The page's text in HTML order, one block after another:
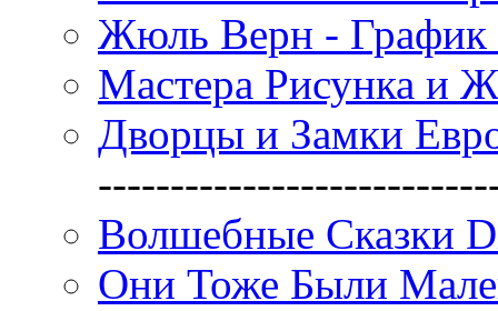
Жюль Верн - График
Мастера Рисунка и
Дворцы и Замки
Волшебные Сказки
Они Тоже Были